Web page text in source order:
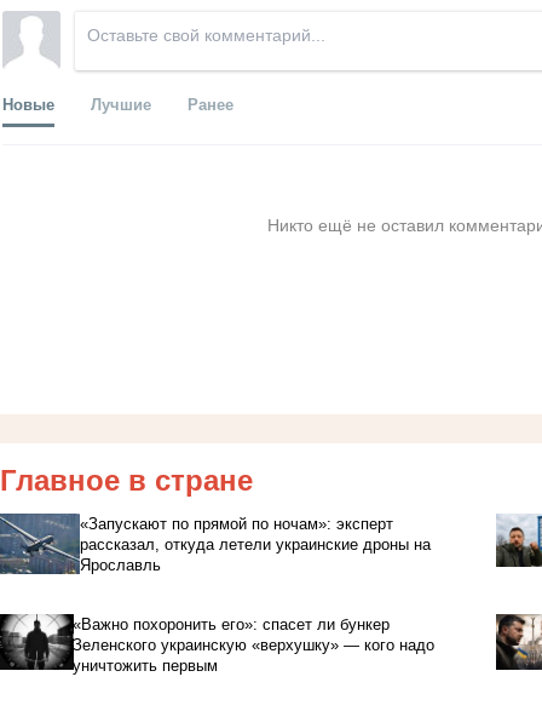
Новые Лучшие Ранее
Никто ещё не оставил
Главное в стране
«Запускают по прямой по ночам»: эксперт
рассказал, откуда летели украинские дроны на
Ярославль
«Важно похоронить его»: спасет ли бункер
Зеленского украинскую «верхушку» — кого надо
уничтожить первым